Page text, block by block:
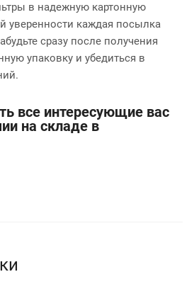
в надежную картонную
уверенности каждая посылка
сразу после получения
упаковку и убедиться в
все интересующие вас
на складе в